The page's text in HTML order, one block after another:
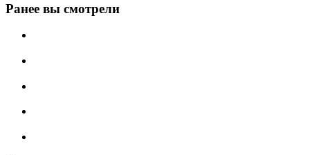
Ранее вы смотрели